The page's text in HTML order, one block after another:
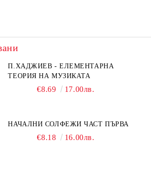
П.ХАДЖИЕВ - ЕЛЕМЕНТАРНА
ТЕОРИЯ НА МУЗИКАТА
€8.69 17.00лв.
НАЧАЛНИ СОЛФЕЖИ ЧАСТ ПЪРВА
€8.18 16.00лв.